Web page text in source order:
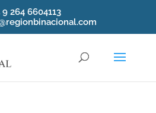
9 264 6604113